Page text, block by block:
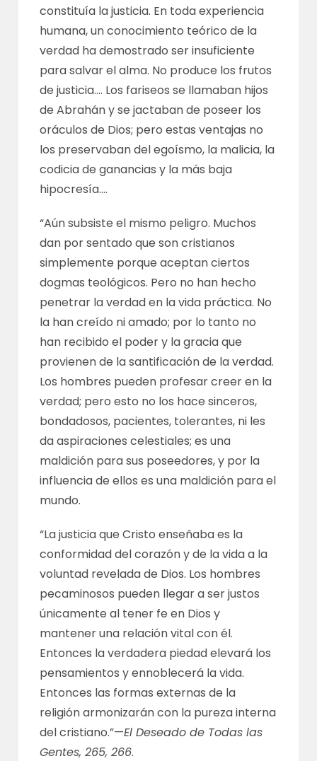
constituía la justicia. En toda experiencia
humana, un conocimiento teórico de la
verdad ha demostrado ser insuficiente
para salvar el alma. No produce los frutos
de justicia…. Los fariseos se llamaban hijos
de Abrahán y se jactaban de poseer los
oráculos de Dios; pero estas ventajas no
los preservaban del egoísmo, la malicia, la
codicia de ganancias y la más baja
hipocresía….
“Aún subsiste el mismo peligro. Muchos
dan por sentado que son cristianos
simplemente porque aceptan ciertos
dogmas teológicos. Pero no han hecho
penetrar la verdad en la vida práctica. No
la han creído ni amado; por lo tanto no
han recibido el poder y la gracia que
provienen de la santificación de la verdad.
Los hombres pueden profesar creer en la
verdad; pero esto no los hace sinceros,
bondadosos, pacientes, tolerantes, ni les
da aspiraciones celestiales; es una
maldición para sus poseedores, y por la
influencia de ellos es una maldición para el
mundo.
“La justicia que Cristo enseñaba es la
conformidad del corazón y de la vida a la
voluntad revelada de Dios. Los hombres
pecaminosos pueden llegar a ser justos
únicamente al tener fe en Dios y
mantener una relación vital con él.
Entonces la verdadera piedad elevará los
pensamientos y ennoblecerá la vida.
Entonces las formas externas de la
religión armonizarán con la pureza interna
del cristiano.”—El Deseado de Todas las
Gentes, 265, 266.